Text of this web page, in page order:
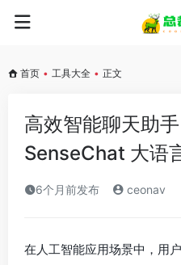
首页 • 工具大全 • 正文
高效智能聊天助
SenseChat 大语
6个月前发布 ceonav
在人工智能应用场景中，用